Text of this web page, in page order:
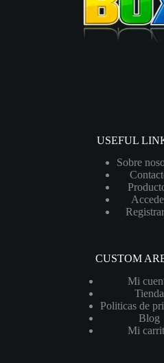
USEFUL
Sobre
CUSTOM
Mi
Tienda
Politicas de
Blog
Mi